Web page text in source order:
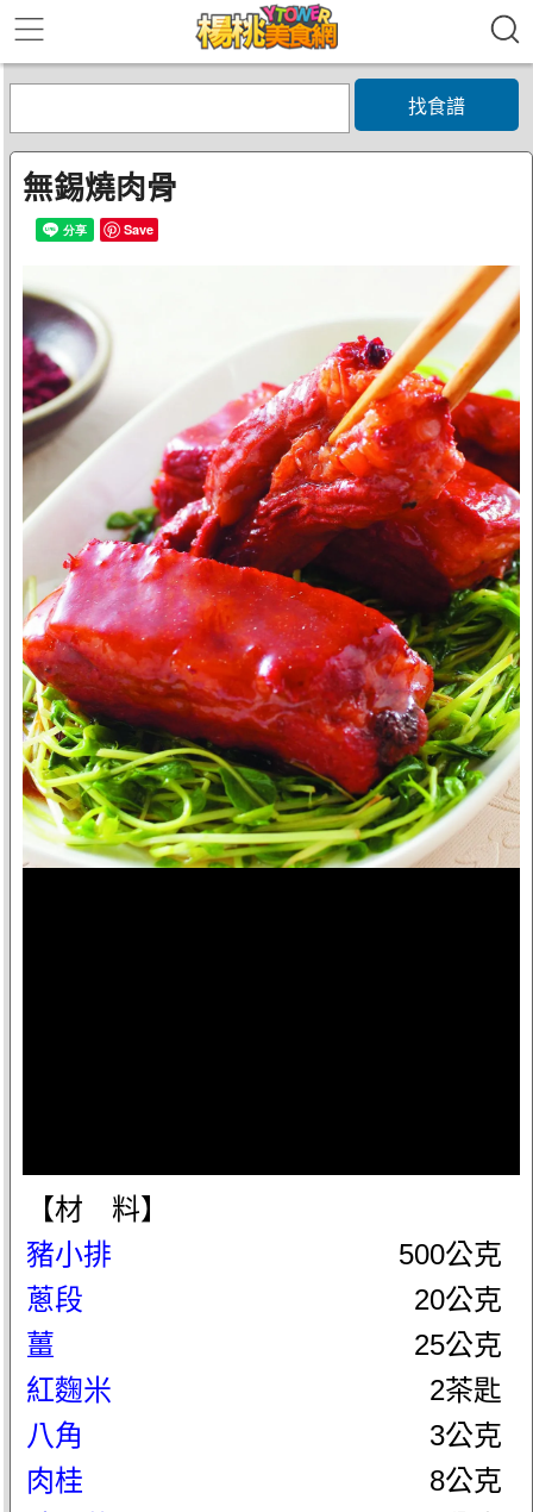
找食譜
無錫燒肉骨
Save
【材 料】
豬小排
500公克
蔥段
20公克
薑
25公克
紅麴米
2茶匙
八角
3公克
肉桂
8公克